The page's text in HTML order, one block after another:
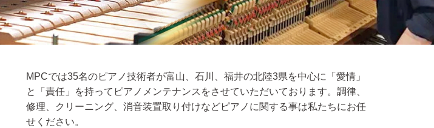
MPCでは35名のピアノ技術者が富山、石川、福井の北陸3県を中心に「愛情」
と「責任」を持ってピアノメンテナンスをさせていただいております。調律、
修理、クリーニング、消音装置取り付けなどピアノに関する事は私たちにお任
せください。